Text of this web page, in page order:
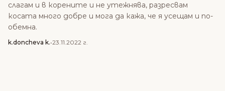
слагам и в корените и не утежнява, разресвам
косата много добре и мога да кажа, че я усещам и по-
обемна.
k.doncheva k.•23.11.2022 г.